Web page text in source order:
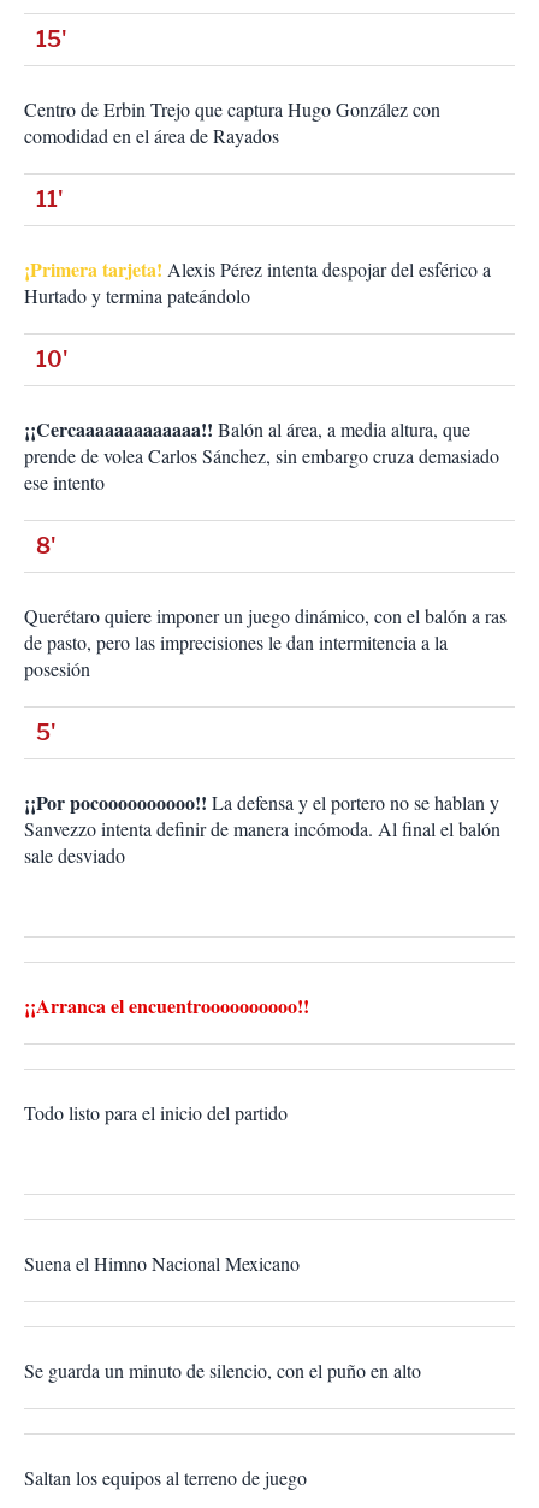
15'
Centro de Erbin Trejo que captura Hugo González con
comodidad en el área de Rayados
11'
¡Primera tarjeta! Alexis Pérez intenta despojar del esférico a
Hurtado y termina pateándolo
10'
¡¡Cercaaaaaaaaaaaaa!! Balón al área, a media altura, que
prende de volea Carlos Sánchez, sin embargo cruza demasiado
ese intento
8'
Querétaro quiere imponer un juego dinámico, con el balón a ras
de pasto, pero las imprecisiones le dan intermitencia a la
posesión
5'
¡¡Por pocoooooooooo!! La defensa y el portero no se hablan y
Sanvezzo intenta definir de manera incómoda. Al final el balón
sale desviado
¡¡Arranca el encuentroooooooooo!!
Todo listo para el inicio del partido
Suena el Himno Nacional Mexicano
Se guarda un minuto de silencio, con el puño en alto
Saltan los equipos al terreno de juego